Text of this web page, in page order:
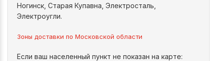
Ногинск, Старая Купавна, Электросталь,
Электроугли.
Зоны доставки по Московской области
Если ваш населенный пункт не показан на карте: